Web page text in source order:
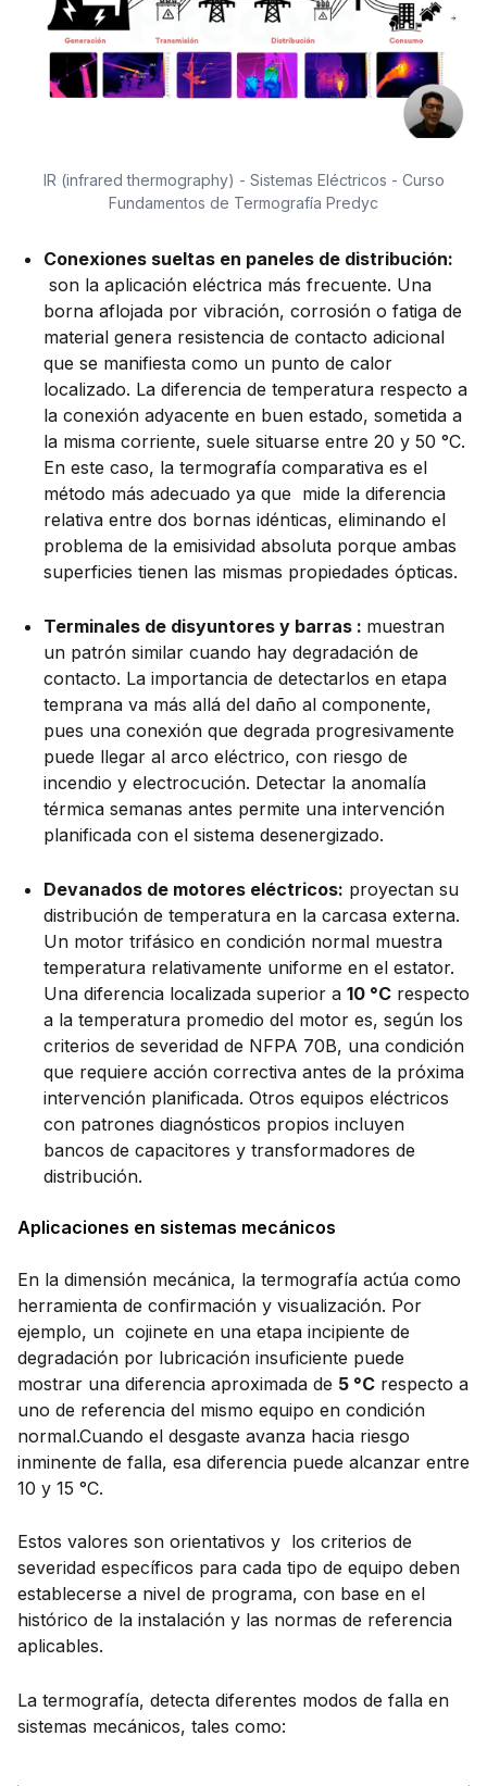
IR (infrared thermography) - Sistemas Eléctricos - Curso
Fundamentos de Termografía Predyc
Conexiones sueltas en paneles de distribución:
son la aplicación eléctrica más frecuente. Una
borna aflojada por vibración, corrosión o fatiga de
material genera resistencia de contacto adicional
que se manifiesta como un punto de calor
localizado. La diferencia de temperatura respecto a
la conexión adyacente en buen estado, sometida a
la misma corriente, suele situarse entre 20 y 50 °C.
En este caso, la termografía comparativa es el
método más adecuado ya que mide la diferencia
relativa entre dos bornas idénticas, eliminando el
problema de la emisividad absoluta porque ambas
superficies tienen las mismas propiedades ópticas.
Terminales de disyuntores y barras : muestran
un patrón similar cuando hay degradación de
contacto. La importancia de detectarlos en etapa
temprana va más allá del daño al componente,
pues una conexión que degrada progresivamente
puede llegar al arco eléctrico, con riesgo de
incendio y electrocución. Detectar la anomalía
térmica semanas antes permite una intervención
planificada con el sistema desenergizado.
Devanados de motores eléctricos: proyectan su
distribución de temperatura en la carcasa externa.
Un motor trifásico en condición normal muestra
temperatura relativamente uniforme en el estator.
Una diferencia localizada superior a 10 °C respecto
a la temperatura promedio del motor es, según los
criterios de severidad de NFPA 70B, una condición
que requiere acción correctiva antes de la próxima
intervención planificada. Otros equipos eléctricos
con patrones diagnósticos propios incluyen
bancos de capacitores y transformadores de
distribución.
Aplicaciones en sistemas mecánicos
En la dimensión mecánica, la termografía actúa como
herramienta de confirmación y visualización. Por
ejemplo, un cojinete en una etapa incipiente de
degradación por lubricación insuficiente puede
mostrar una diferencia aproximada de 5 °C respecto a
uno de referencia del mismo equipo en condición
normal.Cuando el desgaste avanza hacia riesgo
inminente de falla, esa diferencia puede alcanzar entre
10 y 15 °C.
Estos valores son orientativos y los criterios de
severidad específicos para cada tipo de equipo deben
establecerse a nivel de programa, con base en el
histórico de la instalación y las normas de referencia
aplicables.
La termografía, detecta diferentes modos de falla en
sistemas mecánicos, tales como: